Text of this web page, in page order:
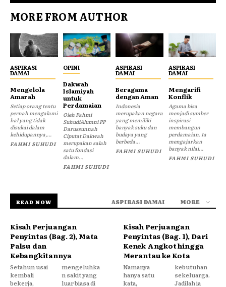
MORE FROM AUTHOR
ASPIRASI
DAMAI
Mengelola
Amarah
Setiap orang tentu
pernah mengalami
hal yang tidak
disukai dalam
kehidupannya,...
FAHMI SUHUDI
OPINI
Dakwah
Islamiyah
untuk
Perdamaian
Oleh Fahmi
SuhudiAlumni PP
Darussunnah
Ciputat Dakwah
merupakan salah
satu fondasi
dalam...
FAHMI SUHUDI
ASPIRASI
DAMAI
Beragama
dengan Aman
Indonesia
merupakan negara
yang memiliki
banyak suku dan
budaya yang
berbeda...
FAHMI SUHUDI
ASPIRASI
DAMAI
Mengarifi
Konflik
Agama bisa
menjadi sumber
inspirasi
membangun
perdamaian. Ia
mengajarkan
banyak nilai...
FAHMI SUHUDI
READ NOW ASPIRASI DAMAI MORE
Kisah Perjuangan
Penyintas (Bag. 2), Mata
Palsu dan
Kebangkitannya
Setahun usai
kembali
bekerja,
mengeluhka
n sakit yang
luar biasa di
Kisah Perjuangan
Penyintas (Bag. 1), Dari
Kenek Angkot hingga
Merantau ke Kota
Namanya
hanya satu
kata,
kebutuhan
sekeluarga.
Jadilah ia